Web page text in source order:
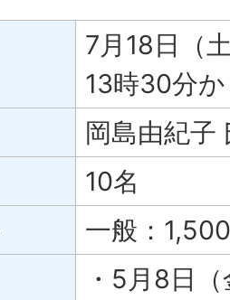
7月18日（
13時30分
岡島由紀子
10名
一般：
・5月8日